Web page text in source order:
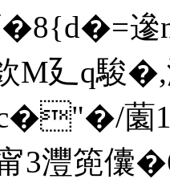
軻�8{d�=
M廴q駿
薗
3灃篼儾